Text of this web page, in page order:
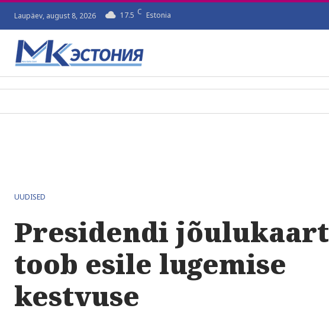
Laupäev, august 8, 2026 17.5 C Estonia
UUDISED
Presidendi jõulukaart
toob esile lugemise
kestvuse